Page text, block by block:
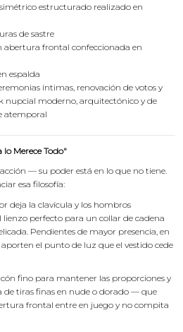
estructurado realizado en
de sastre
abertura frontal confeccionada en
espalda
íntimas, renovación de votos y
nupcial moderno, arquitectónico y de
atemporal
Merece Todo"
— su poder está en lo que no tiene.
esa filosofía:
deja la clavícula y los hombros
perfecto para un collar de cadena
Pendientes de mayor presencia, en
el punto de luz que el vestido cede
fino para mantener las proporciones y
de tiras finas en nude o dorado — que
frontal entre en juego y no compita